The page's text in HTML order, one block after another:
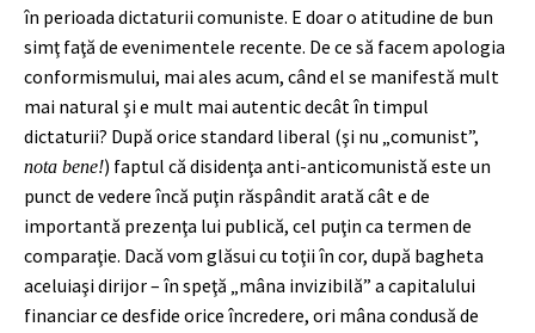
în perioada dictaturii comuniste. E doar o atitudine de bun
simţ faţă de evenimentele recente. De ce să facem apologia
conformismului, mai ales acum, când el se manifestă mult
mai natural şi e mult mai autentic decât în timpul
dictaturii? După orice standard liberal (şi nu „comunist”,
nota bene!) faptul că disidenţa anti-anticomunistă este un
punct de vedere încă puţin răspândit arată cât e de
importantă prezenţa lui publică, cel puţin ca termen de
comparaţie. Dacă vom glăsui cu toţii în cor, după bagheta
aceluiaşi dirijor – în speţă „mâna invizibilă” a capitalului
financiar ce desfide orice încredere, ori mâna condusă de